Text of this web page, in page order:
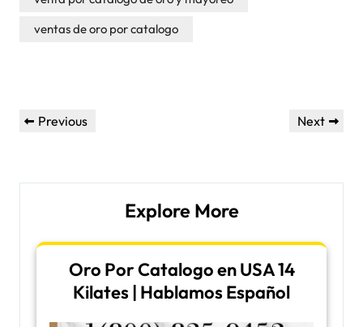
ventas de oro por catalogo
Post
navigation
Previous
Previous
Next
Next
Explore More
Oro Por Catalogo en USA 14
Kilates | Hablamos Español